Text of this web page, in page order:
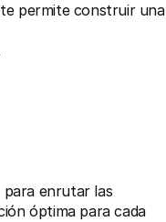
permite construir una
para enrutar las
óptima para cada